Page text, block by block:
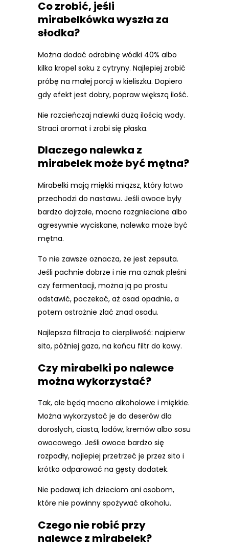
Co zrobić, jeśli
mirabelkówka wyszła za
słodka?
Można dodać odrobinę wódki 40% albo
kilka kropel soku z cytryny. Najlepiej zrobić
próbę na małej porcji w kieliszku. Dopiero
gdy efekt jest dobry, popraw większą ilość.
Nie rozcieńczaj nalewki dużą ilością wody.
Straci aromat i zrobi się płaska.
Dlaczego nalewka z
mirabelek może być mętna?
Mirabelki mają miękki miąższ, który łatwo
przechodzi do nastawu. Jeśli owoce były
bardzo dojrzałe, mocno rozgniecione albo
agresywnie wyciskane, nalewka może być
mętna.
To nie zawsze oznacza, że jest zepsuta.
Jeśli pachnie dobrze i nie ma oznak pleśni
czy fermentacji, można ją po prostu
odstawić, poczekać, aż osad opadnie, a
potem ostrożnie zlać znad osadu.
Najlepsza filtracja to cierpliwość: najpierw
sito, później gaza, na końcu filtr do kawy.
Czy mirabelki po nalewce
można wykorzystać?
Tak, ale będą mocno alkoholowe i miękkie.
Można wykorzystać je do deserów dla
dorosłych, ciasta, lodów, kremów albo sosu
owocowego. Jeśli owoce bardzo się
rozpadły, najlepiej przetrzeć je przez sito i
krótko odparować na gęsty dodatek.
Nie podawaj ich dzieciom ani osobom,
które nie powinny spożywać alkoholu.
Czego nie robić przy
nalewce z mirabelek?